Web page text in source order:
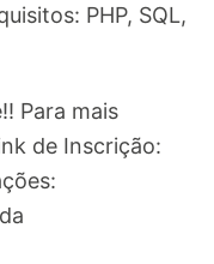
PHP, SQL,
Para mais
de Inscrição: